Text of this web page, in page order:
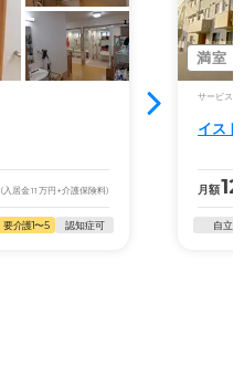
(入居金11 万円 +介護保険料)
要介護1〜5 認知症可
満室
サービス付
イス
月額
自立